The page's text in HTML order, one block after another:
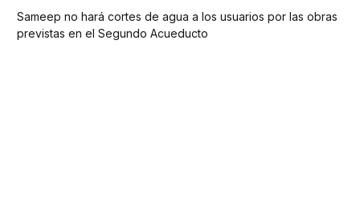
Sameep no hará cortes de agua a los usuarios por las obras
previstas en el Segundo Acueducto